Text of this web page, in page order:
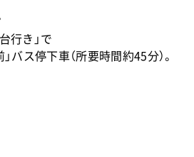
行き」で
バス停下車（所要時間約45分）。